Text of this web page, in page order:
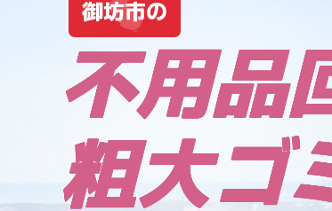
御坊市の
不用品
粗大ゴ